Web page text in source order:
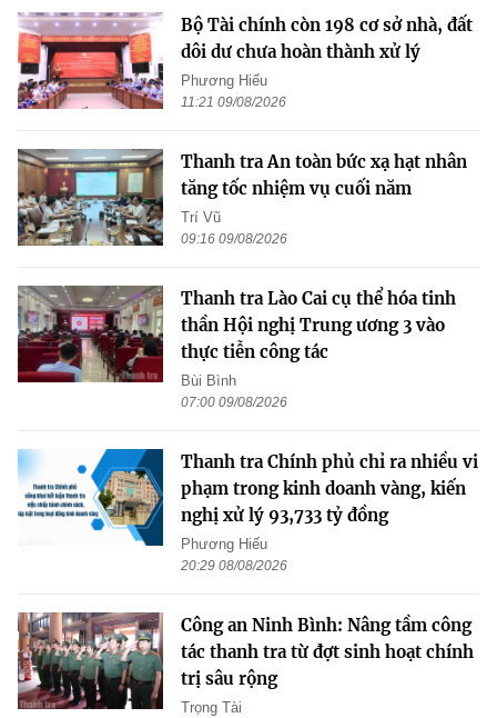
Bộ Tài chính còn 198 cơ sở nhà, đất
dôi dư chưa hoàn thành xử lý
Phương Hiếu
11:21 09/08/2026
Thanh tra An toàn bức xạ hạt nhân
tăng tốc nhiệm vụ cuối năm
Trí Vũ
09:16 09/08/2026
Thanh tra Lào Cai cụ thể hóa tinh
thần Hội nghị Trung ương 3 vào
thực tiễn công tác
Bùi Bình
07:00 09/08/2026
Thanh tra Chính phủ chỉ ra nhiều vi
phạm trong kinh doanh vàng, kiến
nghị xử lý 93,733 tỷ đồng
Phương Hiếu
20:29 08/08/2026
Công an Ninh Bình: Nâng tầm công
tác thanh tra từ đợt sinh hoạt chính
trị sâu rộng
Trọng Tài